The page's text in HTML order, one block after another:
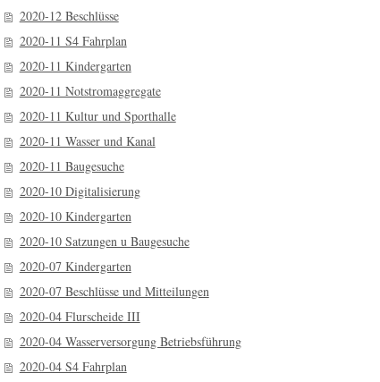
2020-12 Beschlüsse
2020-11 S4 Fahrplan
2020-11 Kindergarten
2020-11 Notstromaggregate
2020-11 Kultur und Sporthalle
2020-11 Wasser und Kanal
2020-11 Baugesuche
2020-10 Digitalisierung
2020-10 Kindergarten
2020-10 Satzungen u Baugesuche
2020-07 Kindergarten
2020-07 Beschlüsse und Mitteilungen
2020-04 Flurscheide III
2020-04 Wasserversorgung Betriebsführung
2020-04 S4 Fahrplan